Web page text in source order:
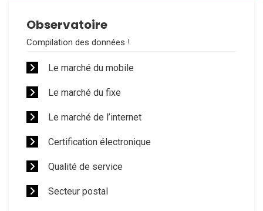
Observatoire
Compilation des données !
Le marché du mobile
Le marché du fixe
Le marché de l’internet
Certification électronique
Qualité de service
Secteur postal